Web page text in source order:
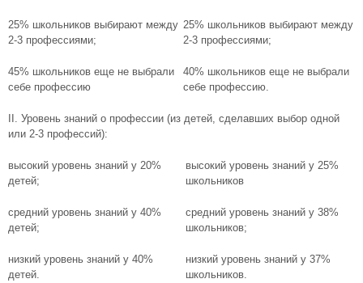
25% школьников выбирают между
2-3 профессиями;
25% школьников выбирают между
2-3 профессиями;
45% школьников еще не выбрали
себе профессию
40% школьников еще не выбрали
себе профессию.
II. Уровень знаний о профессии (из детей, сделавших выбор одной
или 2-3 профессий):
высокий уровень знаний у 20%
детей;
высокий уровень знаний у 25%
школьников
средний уровень знаний у 40%
детей;
средний уровень знаний у 38%
школьников;
низкий уровень знаний у 40%
детей.
низкий уровень знаний у 37%
школьников.